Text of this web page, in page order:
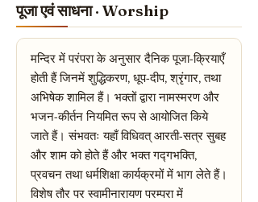
पूजा एवं साधना · Worship
मन्दिर में परंपरा के अनुसार दैनिक पूजा-क्रियाएँ
होती हैं जिनमें शुद्धिकरण, धूप-दीप, श्रृंगार, तथा
अभिषेक शामिल हैं। भक्तों द्वारा नामस्मरण और
भजन-कीर्तन नियमित रूप से आयोजित किये
जाते हैं। संभवतः यहाँ विधिवत् आरती-सत्र सुबह
और शाम को होते हैं और भक्त गद्गभक्ति,
प्रवचन तथा धर्मशिक्षा कार्यक्रमों में भाग लेते हैं।
विशेष तौर पर स्वामीनारायण परम्परा में